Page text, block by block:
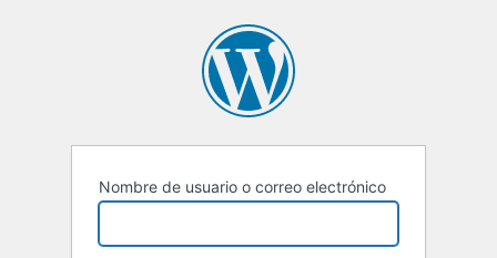
Nombre de usuario o correo electrónico